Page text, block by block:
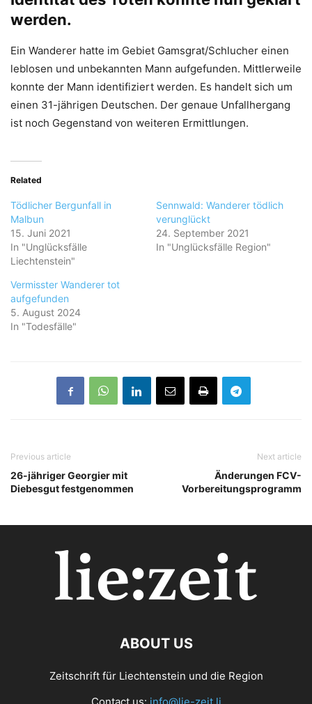
werden.
Ein Wanderer hatte im Gebiet Gamsgrat/Schlucher einen
leblosen und unbekannten Mann aufgefunden. Mittlerweile
konnte der Mann identifiziert werden. Es handelt sich um
einen 31-jährigen Deutschen. Der genaue Unfallhergang
ist noch Gegenstand von weiteren Ermittlungen.
Related
Tödlicher Bergunfall in
Malbun
15. Juni 2021
In "Unglücksfälle
Liechtenstein"
Sennwald: Wanderer tödlich
verunglückt
24. September 2021
In "Unglücksfälle Region"
Vermisster Wanderer tot
aufgefunden
5. August 2024
In "Todesfälle"
Previous article
26-jähriger Georgier mit
Diebesgut festgenommen
Next article
Änderungen FCV-
Vorbereitungsprogramm
ABOUT US
Zeitschrift für Liechtenstein und die Region